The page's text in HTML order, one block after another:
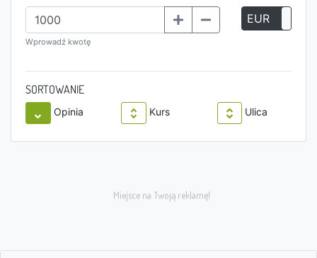
Wprowadź kwotę
EUR
SORTOWANIE
Opinia Kurs Ulica